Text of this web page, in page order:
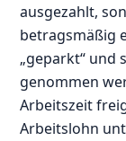
ausgezahlt,
betragsmäßig
„geparkt“ und
genommen
Arbeitszeit
Arbeitslohn